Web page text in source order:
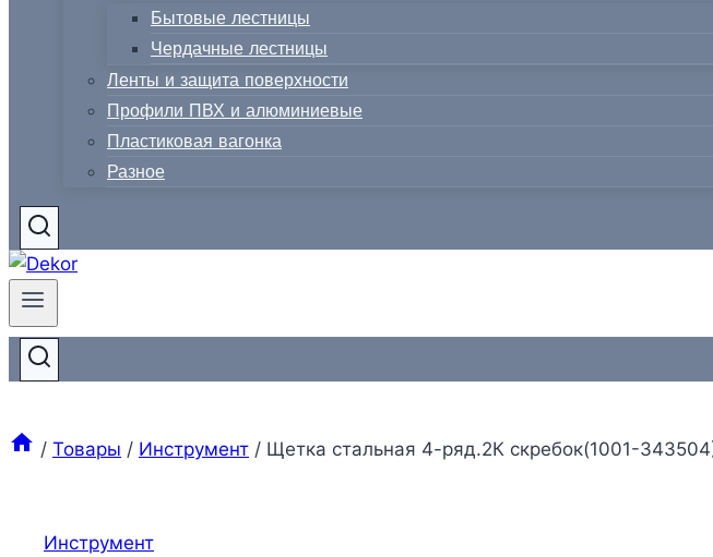
Бытовые лестницы
Чердачные лестницы
Ленты и защита поверхности
Профили ПВХ и алюминиевые
Пластиковая вагонка
Разное
/ Товары / Инструмент / Щетка стальная 4-ряд.2К скребок(1001-
Инструмент